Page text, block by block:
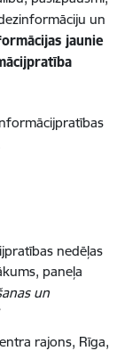
un
jaunie
nedēļas
paneļa
un
rajons, Rīga,